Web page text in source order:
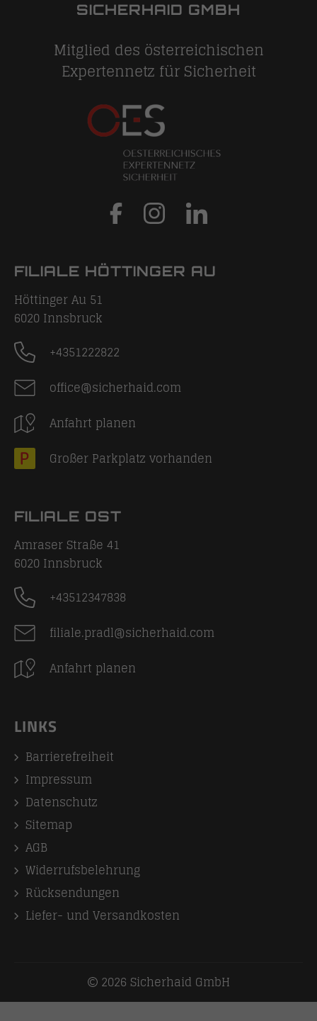
SICHERHAID GMBH
Mitglied des österreichischen
Expertennetz für Sicherheit
FILIALE HÖTTINGER AU
Höttinger Au 51
6020 Innsbruck
+4351222822
office@sicherhaid.com
Anfahrt planen
Großer Parkplatz vorhanden
FILIALE OST
Amraser Straße 41
6020 Innsbruck
+43512347838
filiale.pradl@sicherhaid.com
Anfahrt planen
LINKS
Barrierefreiheit
Impressum
Datenschutz
Sitemap
AGB
Widerrufsbelehrung
Rücksendungen
Liefer- und Versandkosten
2026 Sicherhaid GmbH